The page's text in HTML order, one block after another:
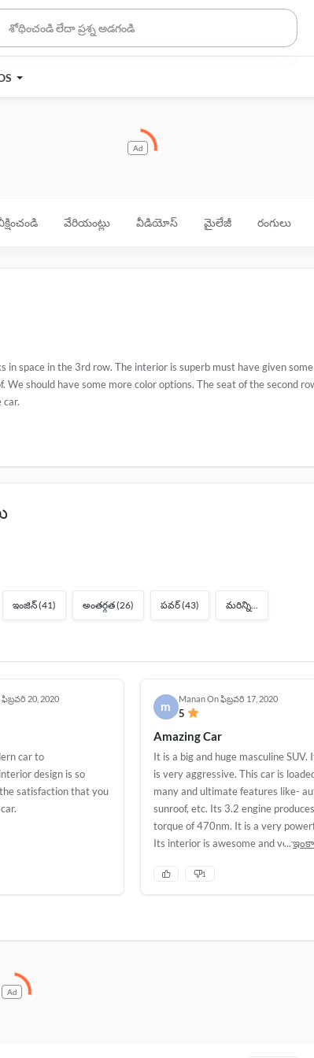
Ad
వేరియంట్లు వీడియోస్ మైలేజీ రంగులు
space in the 3rd row. The interior is superb must have given
should have some more color options. The seat of the second
ఇంజిన్(41) అంతర్గత(26) పవర్(43) మరిన్ని...
ఫిబ్రవరి 20, 2020
car to
design is so
satisfaction that you
m
MananOnఫిబ్రవరి 17, 2020
5
Amazing Car
It is a big and huge masculine SUV.
is very aggressive. This car is
many and ultimate features like-
sunroof, etc. Its 3.2 engine
torque of 470nm. It is a very
Its interior is awesome and very
amazing. This car is very
1
Ad